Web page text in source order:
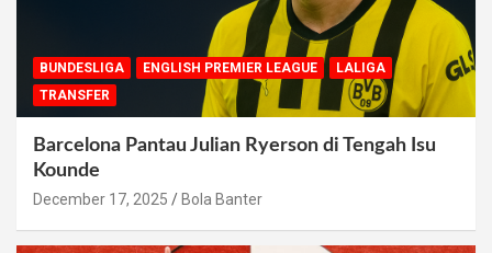
BUNDESLIGA ENGLISH PREMIER LEAGUE
LALIGA
TRANSFER
Barcelona Pantau Julian Ryerson di Tengah Isu
Kounde
December 17, 2025 Bola Banter